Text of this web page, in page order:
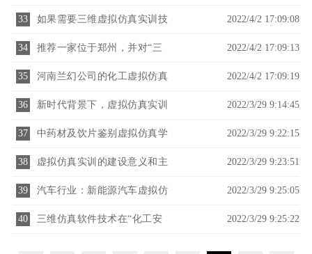
性
33 如果需要三维虚拟仿真实训技
术，欢迎联系我们——河南兰
幻
2022/4/2 17:09:08
34 推荐一家位于郑州，并对“三
维仿真软件”有深度研发且适合
合作的公司
2022/4/2 17:09:13
35 河南兰幻公司的化工虚拟仿真
实验室介绍
2022/4/2 17:09:19
36 新时代背景下，虚拟仿真实训
在教学中发挥重要作用
2022/3/29 9:14:45
37 中药材及饮片鉴别虚拟仿真学
习系统成功交付！
2022/3/29 9:22:15
38 虚拟仿真实训的建设意义和主
要内容
2022/3/29 9:23:51
39 汽车行业：新能源汽车虚拟仿
真实训室
2022/3/29 9:25:05
40 三维仿真软件技术在“化工安 2022/3/29 9:25:22